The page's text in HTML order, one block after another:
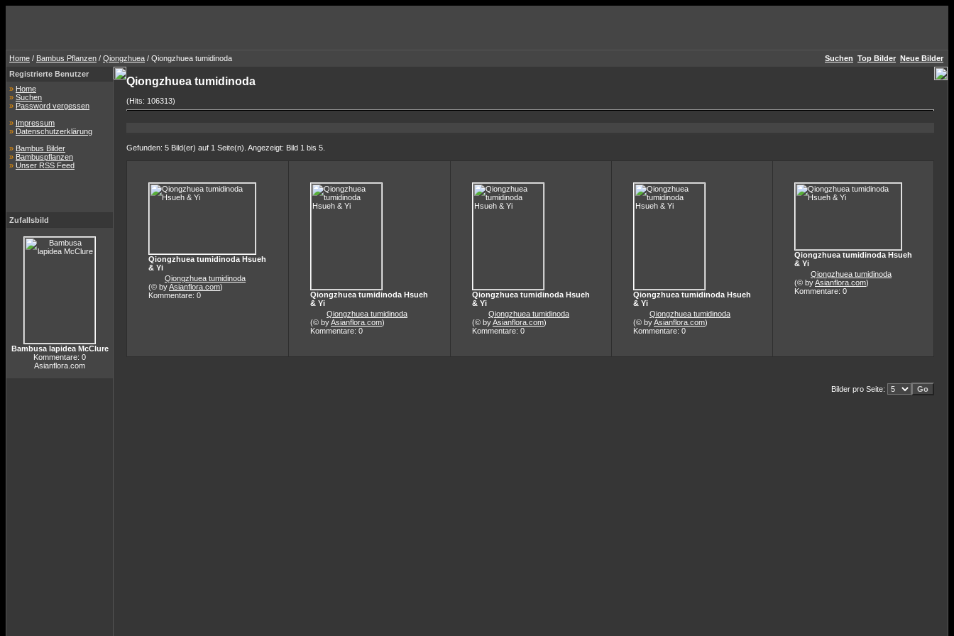
Home / Bambus Pflanzen / Qiongzhuea / Qiongzhuea tumidinoda Suchen Top Bilder Neue Bilder
Registrierte Benutzer
» Home
» Suchen
» Password vergessen
» Impressum
» Datenschutzerklärung
» Bambus Bilder
» Bambuspflanzen
» Unser RSS Feed
Zufallsbild
Bambusa lapidea McClure
Kommentare: 0
Asianflora.com
Qiongzhuea tumidinoda
(Hits: 106313)
Gefunden: 5 Bild(er) auf 1 Seite(n). Angezeigt: Bild 1 bis 5.
Qiongzhuea tumidinoda Hsueh
& Yi
Qiongzhuea tumidinoda
(© byAsianflora.com)
Kommentare: 0
Qiongzhuea tumidinoda Hsueh
& Yi
Qiongzhuea tumidinoda
(© byAsianflora.com)
Kommentare: 0
Qiongzhuea tumidinoda Hsueh
& Yi
Qiongzhuea tumidinoda
(© byAsianflora.com)
Kommentare: 0
Qiongzhuea tumidinoda Hsueh
& Yi
Qiongzhuea tumidinoda
(© byAsianflora.com)
Kommentare: 0
Qiongzhuea tumidinoda Hsueh
& Yi
Qiongzhuea tumidinoda
(© byAsianflora.com)
Kommentare: 0
Bilder pro Seite: